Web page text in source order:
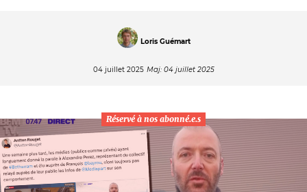
Loris Guémart
04 juillet 2025 Maj: 04 juillet 2025
Réservé à nos abonné.e.s